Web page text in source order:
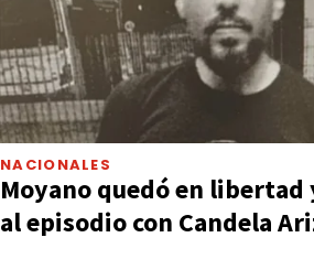
NACIONALES
Moyano quedó en
al episodio con Candela